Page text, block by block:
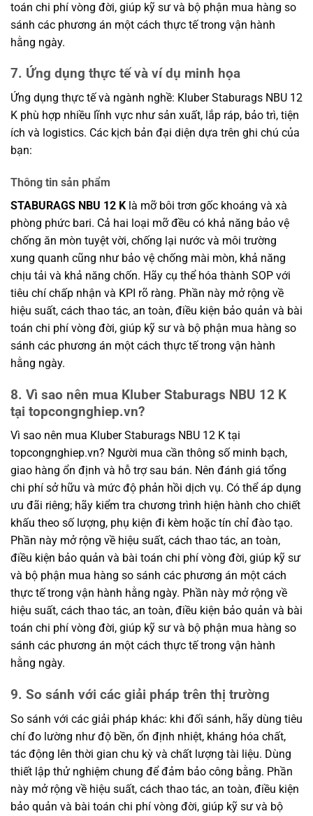
toán chi phí vòng đời, giúp kỹ sư và bộ phận mua hàng so
sánh các phương án một cách thực tế trong vận hành
hằng ngày.
7. Ứng dụng thực tế và ví dụ minh họa
Ứng dụng thực tế và ngành nghề: Kluber Staburags NBU 12
K phù hợp nhiều lĩnh vực như sản xuất, lắp ráp, bảo trì, tiện
ích và logistics. Các kịch bản đại diện dựa trên ghi chú của
bạn:
Thông tin sản phẩm
STABURAGS NBU 12 K là mỡ bôi trơn gốc khoáng và xà
phòng phức bari. Cả hai loại mỡ đều có khả năng bảo vệ
chống ăn mòn tuyệt vời, chống lại nước và môi trường
xung quanh cũng như bảo vệ chống mài mòn, khả năng
chịu tải và khả năng chốn. Hãy cụ thể hóa thành SOP với
tiêu chí chấp nhận và KPI rõ ràng. Phần này mở rộng về
hiệu suất, cách thao tác, an toàn, điều kiện bảo quản và bài
toán chi phí vòng đời, giúp kỹ sư và bộ phận mua hàng so
sánh các phương án một cách thực tế trong vận hành
hằng ngày.
8. Vì sao nên mua Kluber Staburags NBU 12 K
tại topcongnghiep.vn?
Vì sao nên mua Kluber Staburags NBU 12 K tại
topcongnghiep.vn? Người mua cần thông số minh bạch,
giao hàng ổn định và hỗ trợ sau bán. Nên đánh giá tổng
chi phí sở hữu và mức độ phản hồi dịch vụ. Có thể áp dụng
ưu đãi riêng; hãy kiểm tra chương trình hiện hành cho chiết
khấu theo số lượng, phụ kiện đi kèm hoặc tín chỉ đào tạo.
Phần này mở rộng về hiệu suất, cách thao tác, an toàn,
điều kiện bảo quản và bài toán chi phí vòng đời, giúp kỹ sư
và bộ phận mua hàng so sánh các phương án một cách
thực tế trong vận hành hằng ngày. Phần này mở rộng về
hiệu suất, cách thao tác, an toàn, điều kiện bảo quản và bài
toán chi phí vòng đời, giúp kỹ sư và bộ phận mua hàng so
sánh các phương án một cách thực tế trong vận hành
hằng ngày.
9. So sánh với các giải pháp trên thị trường
So sánh với các giải pháp khác: khi đối sánh, hãy dùng tiêu
chí đo lường như độ bền, ổn định nhiệt, kháng hóa chất,
tác động lên thời gian chu kỳ và chất lượng tài liệu. Dùng
thiết lập thử nghiệm chung để đảm bảo công bằng. Phần
này mở rộng về hiệu suất, cách thao tác, an toàn, điều kiện
bảo quản và bài toán chi phí vòng đời, giúp kỹ sư và bộ